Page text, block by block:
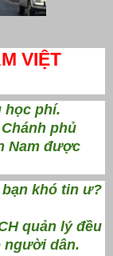
VIỆT
học phí.
phủ
Nam được
khó tin ư?
quản lý đều
người dân.